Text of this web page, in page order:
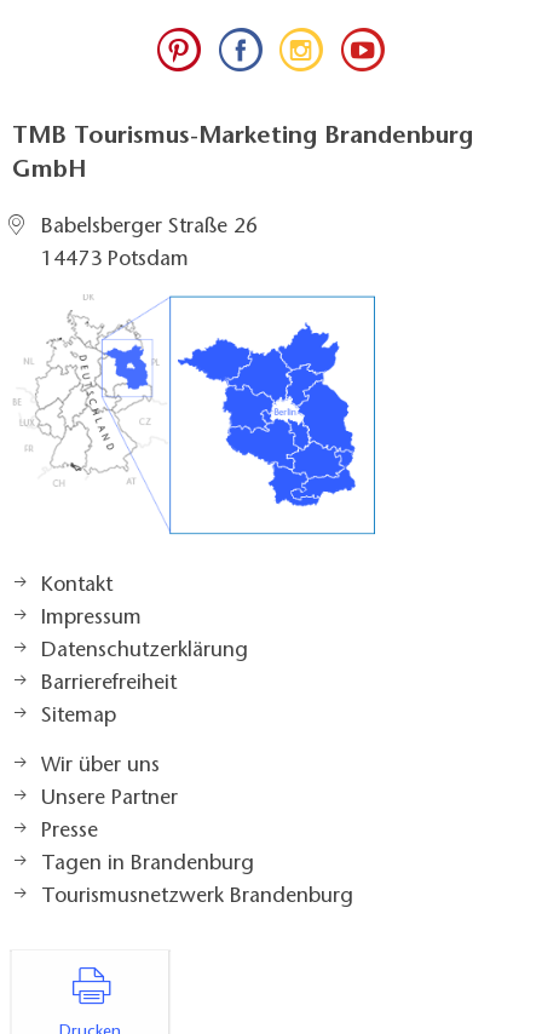
TMB Tourismus-Marketing Brandenburg
GmbH
Babelsberger Straße 26
14473 Potsdam
Kontakt
Impressum
Datenschutzerklärung
Barrierefreiheit
Sitemap
Wir über uns
Unsere Partner
Presse
Tagen in Brandenburg
Tourismusnetzwerk Brandenburg